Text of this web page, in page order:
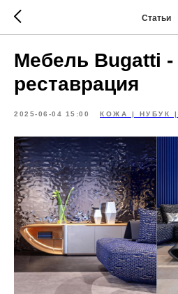
Статьи
Мебель Bugatti -
реставрация
2025-06-04 15:00 КОЖА | НУБУК